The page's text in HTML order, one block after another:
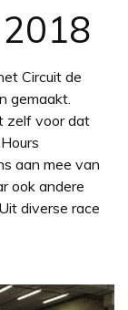
Circuit de
gemaakt.
zelf voor dat
aan mee van
ook andere
diverse race